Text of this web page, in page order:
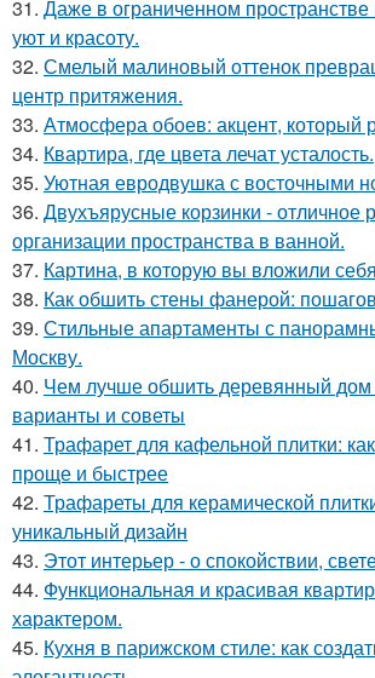
31. Даже в ограниченном
уют и красоту.
32. Смелый малиновый оттенок
центр притяжения.
33. Атмосфера обоев: акцент, который
34. Квартира, где цвета лечат усталость.
35. Уютная евродвушка с восточными
36. Двухъярусные корзинки - отличное
организации пространства в ванной.
37. Картина, в которую вы вложили
38. Как обшить стены фанерой:
39. Стильные апартаменты с
Москву.
40. Чем лучше обшить деревянный дом
варианты и советы
41. Трафарет для кафельной плитки:
проще и быстрее
42. Трафареты для керамической
уникальный дизайн
43. Этот интерьер - о спокойствии,
44. Функциональная и красивая
характером.
45. Кухня в парижском стиле: как